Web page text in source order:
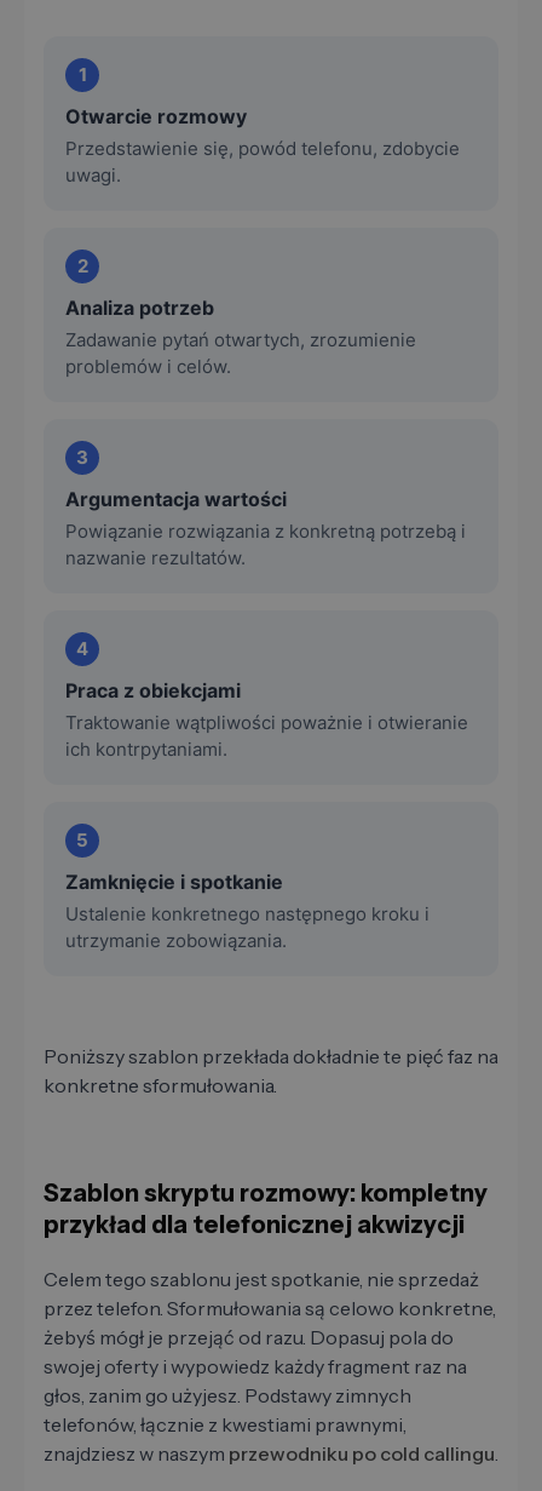
1
Otwarcie rozmowy
Przedstawienie się, powód telefonu, zdobycie
uwagi.
2
Analiza potrzeb
Zadawanie pytań otwartych, zrozumienie
problemów i celów.
3
Argumentacja wartości
Powiązanie rozwiązania z konkretną potrzebą i
nazwanie rezultatów.
4
Praca z obiekcjami
Traktowanie wątpliwości poważnie i otwieranie
ich kontrpytaniami.
5
Zamknięcie i spotkanie
Ustalenie konkretnego następnego kroku i
utrzymanie zobowiązania.
Poniższy szablon przekłada dokładnie te pięć faz na
konkretne sformułowania.
Szablon skryptu rozmowy: kompletny
przykład dla telefonicznej akwizycji
Celem tego szablonu jest spotkanie, nie sprzedaż
przez telefon. Sformułowania są celowo konkretne,
żebyś mógł je przejąć od razu. Dopasuj pola do
swojej oferty i wypowiedz każdy fragment raz na
głos, zanim go użyjesz. Podstawy zimnych
telefonów, łącznie z kwestiami prawnymi,
znajdziesz w naszym przewodniku po cold callingu.